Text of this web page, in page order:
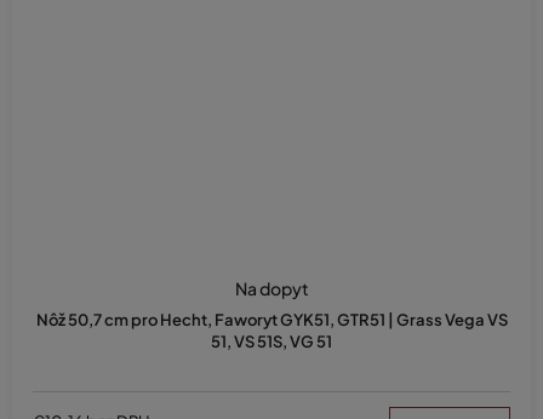
Nôž 50,7 cm pro Hecht, Faworyt GYK51, GTR51 | Grass Vega VS
51, VS 51S, VG 51
Na dopyt